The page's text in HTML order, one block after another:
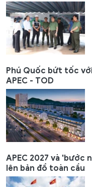
Phú Quốc bứt tốc
APEC - TOD
APEC 2027 và 'bước
lên bản đồ toàn cầu